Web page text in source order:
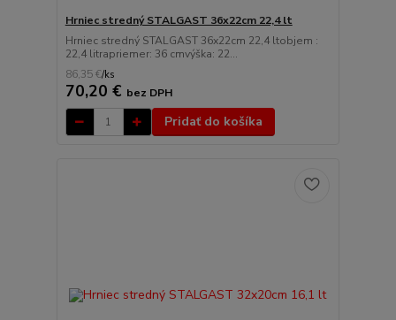
Hrniec stredný STALGAST 36x22cm 22,4 lt
Hrniec stredný STALGAST 36x22cm 22,4 ltobjem :
22,4 litrapriemer: 36 cmvýška: 22...
86,35 €/ks
70,20 € bez DPH
Pridať do košíka